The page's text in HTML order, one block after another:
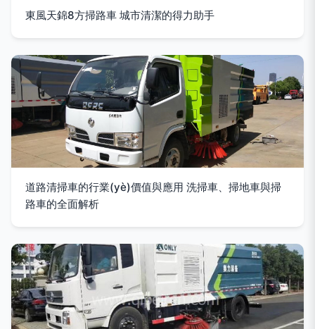
東風天錦8方掃路車 城市清潔的得力助手
道路清掃車的行業(yè)價值與應用 洗掃車、掃地車與掃
路車的全面解析